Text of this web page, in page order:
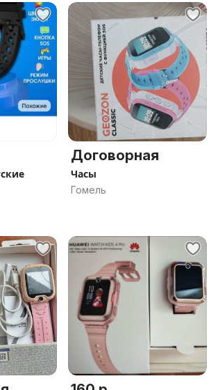
Договорная
Часы
Гомель